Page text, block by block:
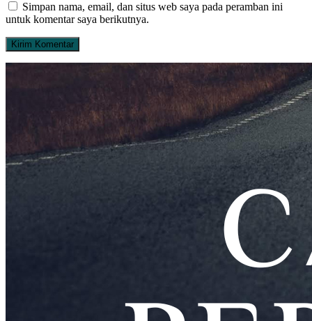
Simpan nama, email, dan situs web saya pada peramban ini
untuk komentar saya berikutnya.